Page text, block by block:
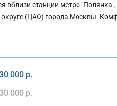
вблизи станции метро
(ЦАО) города Москвы.
30 000 р.
30 000 р.